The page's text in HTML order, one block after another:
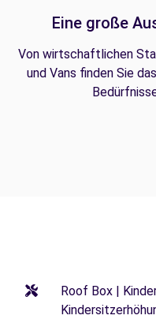
Eine große
Von wirtschaftlichen
und Vans finden Sie
Roof Box |